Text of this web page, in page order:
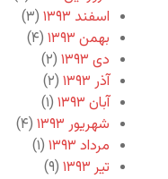
اسفند ۱۳۹۳
(۳)
بهمن ۱۳۹۳
(۴)
دی ۱۳۹۳
(۲)
آذر ۱۳۹۳
(۲)
آبان ۱۳۹۳
(۱)
شهریور ۱۳۹۳
(۴)
مرداد ۱۳۹۳
(۱)
تیر ۱۳۹۳
(۹)